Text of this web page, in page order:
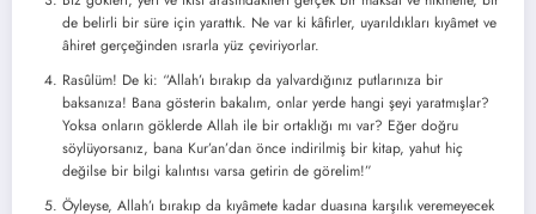
de belirli bir süre için yarattık. Ne var ki kâfirler, uyarıldıkları kıyâmet ve
âhiret gerçeğinden ısrarla yüz çeviriyorlar.
Rasûlüm! De ki: “Allah’ı bırakıp da yalvardığınız putlarınıza bir
baksanıza! Bana gösterin bakalım, onlar yerde hangi şeyi yaratmışlar?
Yoksa onların göklerde Allah ile bir ortaklığı mı var? Eğer doğru
söylüyorsanız, bana Kur’an’dan önce indirilmiş bir kitap, yahut hiç
değilse bir bilgi kalıntısı varsa getirin de görelim!”
Öyleyse, Allah’ı bırakıp da kıyâmete kadar duasına karşılık veremeyecek